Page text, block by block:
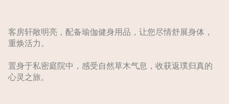
客房轩敞明亮，配备瑜伽健身用品，让您尽情舒展身体，
重焕活力。
置身于私密庭院中，感受自然草木气息，收获返璞归真的
心灵之旅。